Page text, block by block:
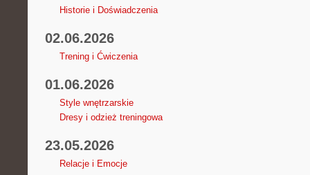
Historie i Doświadczenia
02.06.2026
Trening i Ćwiczenia
01.06.2026
Style wnętrzarskie
Dresy i odzież treningowa
23.05.2026
Relacje i Emocje